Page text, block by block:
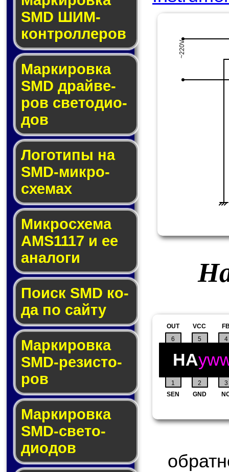
SMD ШИМ-
кон­трол­ле­ров
Маркировка
SMD драй­ве­
ров све­то­ди­о­
дов
Логотипы на
SMD-мик­ро­
схе­мах
Микросхема
AMS1117 и ее
ана­ло­ги
Поиск SMD ко­
да по сай­ту
Маркировка
SMD-ре­зис­то­
ров
Маркировка
SMD-све­то­
дио­дов
~220V
1 2 3
4
SEN GND
VCC
5
6
OUT
HA